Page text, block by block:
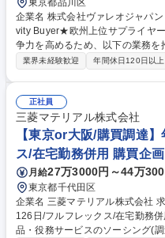
東京都品川区
企業名 株式会社ヴァレオジャパン 求人名 【東京/品川】購買担当/
vity Buyer★欧州上位サプライヤー 仕事の内容 サイト全体の材料コス
争力を高めるため、以下の業務を推進します。 (1)戦
roductivity）の推進：■予算に基
いコモディティ組織をサポート
ャーと連携し、サイト予算を策定
コルの最適化 募集職種 【東京/品川】購買担当/Productivity Buyer★欧州
上位サプライヤー
業界未経験歓迎 年間休日120日以上
正社員
三菱マテリアル株式会社
【東京or大阪/購買調達
ス/在宅勤務併用 購買企画
月給27万3000円～44万
東京都千代田区
企業名 三菱マテリアル株式会社 求人名 【東京or大阪/購買調達】年間休日
126日/フルフレックス/在宅勤務併用 仕事の内容 調達部にて、集中
品・役務サービスのソーシング(